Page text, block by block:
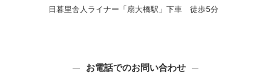
日暮里舎人ライナー「扇大橋駅」下車 徒歩5分
お電話でのお問い合わせ